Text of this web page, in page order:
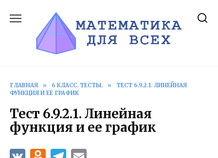
содержанию
ГЛАВНАЯ » 6 КЛАСС. ТЕСТЫ. »
ТЕСТ 6.9.2.1. ЛИНЕЙНАЯ
ФУНКЦИЯ И ЕЕ ГРАФИК
Тест 6.9.2.1. Линейная
функция и ее график